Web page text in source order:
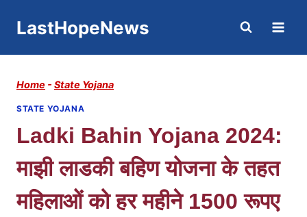
LastHopeNews
Home - State Yojana
STATE YOJANA
Ladki Bahin Yojana 2024:
माझी लाडकी बहिण योजना के तहत
महिलाओं को हर महीने 1500 रूपए